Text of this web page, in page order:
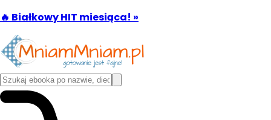
🔥 Białkowy HIT miesiąca! »